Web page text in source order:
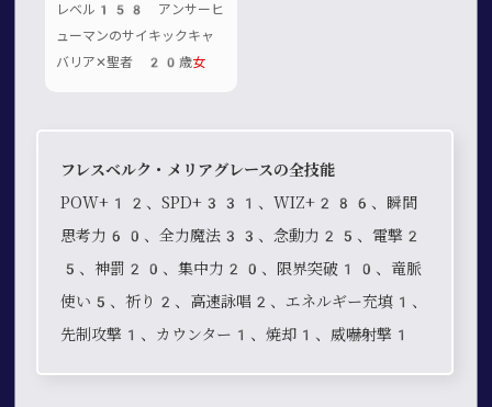
レベル158 アンサーヒ
ューマンのサイキックキャ
バリア✕聖者 20歳女
フレスベルク・メリアグレースの全技能
POW+12、SPD+331、WIZ+286、瞬間
思考力60、全力魔法33、念動力25、電撃2
5、神罰20、集中力20、限界突破10、竜脈
使い5、祈り2、高速詠唱2、エネルギー充填1、
先制攻撃1、カウンター1、焼却1、威嚇射撃1